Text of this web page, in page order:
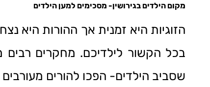
מקום הילדים בגירושין- מסכימים למען הילדים
הזוגיות היא זמנית אך ההורות היא
בכל הקשור לילדיכם. מחקרים רבים
שסביב הילדים- הפכו להורים מעורבים